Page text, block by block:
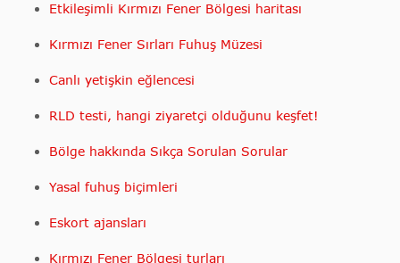
Etkileşimli Kırmızı Fener Bölgesi haritası
Kırmızı Fener Sırları Fuhuş Müzesi
Canlı yetişkin eğlencesi
RLD testi, hangi ziyaretçi olduğunu keşfet!
Bölge hakkında Sıkça Sorulan Sorular
Yasal fuhuş biçimleri
Eskort ajansları
Kırmızı Fener Bölgesi turları